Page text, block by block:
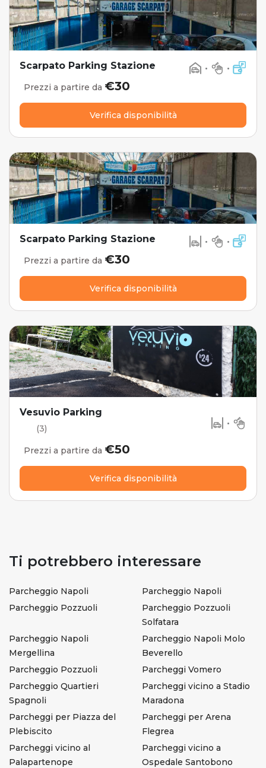
Scarpato Parking Stazione • •
Prezzi a partire da €30
Verifica disponibilità
Scarpato Parking Stazione • •
Prezzi a partire da €30
Verifica disponibilità
Vesuvio Parking
(3) •
Prezzi a partire da €50
Verifica disponibilità
Ti potrebbero interessare
Parcheggio Napoli
Parcheggio Napoli
Parcheggio Pozzuoli
Parcheggio Pozzuoli
Solfatara
Parcheggio Napoli
Mergellina
Parcheggio Napoli Molo
Beverello
Parcheggio Pozzuoli
Parcheggi Vomero
Parcheggio Quartieri
Spagnoli
Parcheggi vicino a Stadio
Maradona
Parcheggi per Piazza del
Plebiscito
Parcheggi per Arena
Flegrea
Parcheggi vicino al
Palapartenope
Parcheggi vicino a
Ospedale Santobono